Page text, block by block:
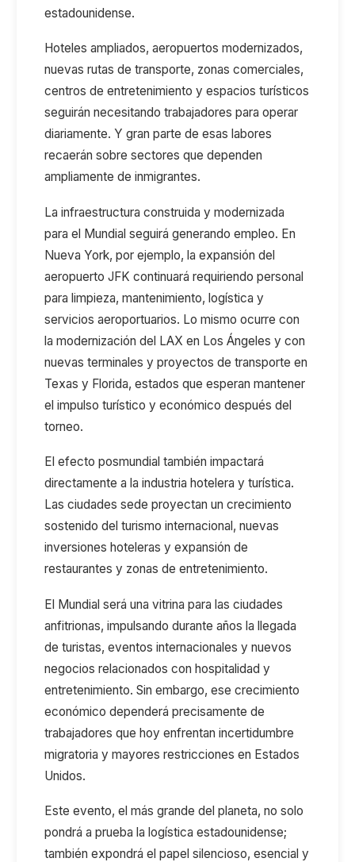
estadounidense.
Hoteles ampliados, aeropuertos modernizados,
nuevas rutas de transporte, zonas comerciales,
centros de entretenimiento y espacios turísticos
seguirán necesitando trabajadores para operar
diariamente. Y gran parte de esas labores
recaerán sobre sectores que dependen
ampliamente de inmigrantes.
La infraestructura construida y modernizada
para el Mundial seguirá generando empleo. En
Nueva York, por ejemplo, la expansión del
aeropuerto JFK continuará requiriendo personal
para limpieza, mantenimiento, logística y
servicios aeroportuarios. Lo mismo ocurre con
la modernización del LAX en Los Ángeles y con
nuevas terminales y proyectos de transporte en
Texas y Florida, estados que esperan mantener
el impulso turístico y económico después del
torneo.
El efecto posmundial también impactará
directamente a la industria hotelera y turística.
Las ciudades sede proyectan un crecimiento
sostenido del turismo internacional, nuevas
inversiones hoteleras y expansión de
restaurantes y zonas de entretenimiento.
El Mundial será una vitrina para las ciudades
anfitrionas, impulsando durante años la llegada
de turistas, eventos internacionales y nuevos
negocios relacionados con hospitalidad y
entretenimiento. Sin embargo, ese crecimiento
económico dependerá precisamente de
trabajadores que hoy enfrentan incertidumbre
migratoria y mayores restricciones en Estados
Unidos.
Este evento, el más grande del planeta, no solo
pondrá a prueba la logística estadounidense;
también expondrá el papel silencioso, esencial y